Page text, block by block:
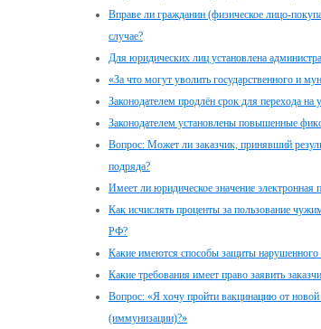
Вправе ли гражданин (физическое лицо-
случае?
Для юридических лиц установлена
«За что могут уволить государственного и
Законодателем продлён срок для перехода
Законодателем установлены повышенные
Вопрос: Может ли заказчик, принявший
подряда?
Имеет ли юридическое значение
Как исчислять проценты за пользование
РФ?
Какие имеются способы защиты
Какие требования имеет право заявить
Вопрос: «Я хочу пройти вакцинацию от новой
(иммунизации)?»